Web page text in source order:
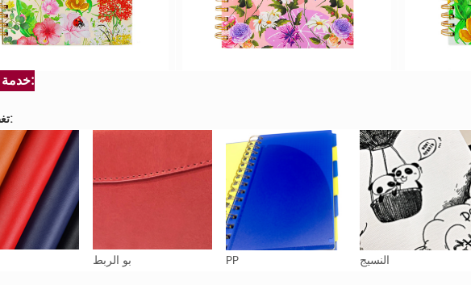
خدمة مخصصة:
تغطي المواد:
بو الربط PP النسيج